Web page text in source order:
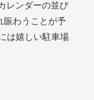
レンダーの並び
賑わうことが予
は嬉しい駐車場